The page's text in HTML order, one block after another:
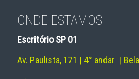
ONDE ESTAMOS
Escritório SP 01
Av. Paulista, 171 | 4° andar |